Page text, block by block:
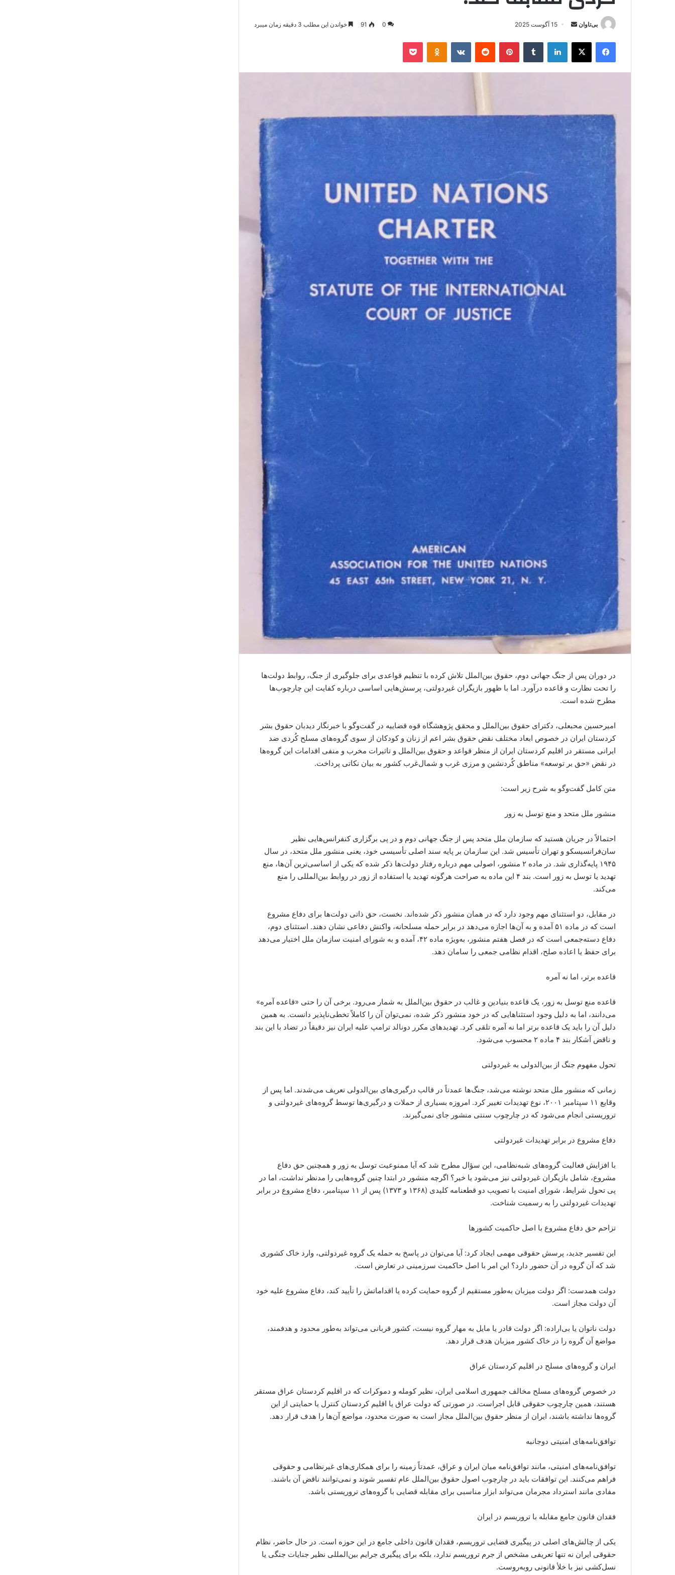
بی‌تاوان
ل
ل
15 آگوست 2025 0
91 خواندن این مطلب 3 دقیقه زمان میبرد
فیس بوک لینکدین ‫پین‌ترست ‫رددیت
در دوران پس از جنگ جهانی دوم، حقوق بین‌الملل تلاش کرده با تنظیم قواعدی برای جلوگیری از جنگ، روابط دولت‌ها
را تحت نظارت و قاعده درآورد. اما با ظهور بازیگران غیردولتی، پرسش‌هایی اساسی درباره کفایت این چارچوب‌ها
مطرح شده است.
امیرحسین محبعلی، دکترای حقوق بین‌الملل و محقق پژوهشگاه قوه قضاییه در گفت‌وگو با خبرنگار دیدبان حقوق بشر
کردستان ایران در خصوص ابعاد مختلف نقض حقوق بشر اعم از زنان و کودکان از سوی گروه‌های مسلح کُردی ضد
ایرانی مستقر در اقلیم کردستان ایران از منظر قواعد و حقوق بین‌الملل و تاثیرات مخرب و منفی اقدامات این گروه‌ها
در نقض «حق بر توسعه»‌ مناطق کُردنشین و مرزی غرب و شمال‌غرب کشور به بیان نکاتی پرداخت.
متن کامل گفت‌وگو به شرح زیر است:
منشور ملل متحد و منع توسل به زور
احتمالاً در جریان هستید که سازمان ملل متحد پس از جنگ جهانی دوم و در پی برگزاری کنفرانس‌هایی نظیر
سان‌فرانسیسکو و تهران تأسیس شد. این سازمان بر پایه سند اصلی تأسیسی خود، یعنی منشور ملل متحد، در سال
۱۹۴۵ پایه‌گذاری شد. در ماده ۲ منشور، اصولی مهم درباره رفتار دولت‌ها ذکر شده که یکی از اساسی‌ترین آن‌ها، منع
تهدید یا توسل به زور است. بند ۴ این ماده به صراحت هرگونه تهدید یا استفاده از زور در روابط بین‌المللی را منع
می‌کند.
در مقابل، دو استثنای مهم وجود دارد که در همان منشور ذکر شده‌اند. نخست، حق ذاتی دولت‌ها برای دفاع مشروع
است که در ماده ۵۱ آمده و به آن‌ها اجازه می‌دهد در برابر حمله مسلحانه، واکنش دفاعی نشان دهند. استثنای دوم،
دفاع دسته‌جمعی است که در فصل هفتم منشور، به‌ویژه ماده ۴۲، آمده و به شورای امنیت سازمان ملل اختیار می‌دهد
برای حفظ یا اعاده صلح، اقدام نظامی جمعی را سامان دهد.
قاعده برتر، اما نه آمره
قاعده منع توسل به زور، یک قاعده بنیادین و غالب در حقوق بین‌الملل به شمار می‌رود. برخی آن را حتی «قاعده آمره»
می‌دانند، اما به دلیل وجود استثناهایی که در خود منشور ذکر شده، نمی‌توان آن را کاملاً تخطی‌ناپذیر دانست. به همین
دلیل آن را باید یک قاعده برتر اما نه آمره تلقی کرد. تهدیدهای مکرر دونالد ترامپ علیه ایران نیز دقیقاً در تضاد با این بند
و ناقض آشکار بند ۴ ماده ۲ محسوب می‌شود.
تحول مفهوم جنگ از بین‌الدولی به غیردولتی
زمانی که منشور ملل متحد نوشته می‌شد، جنگ‌ها عمدتاً در قالب درگیری‌های بین‌الدولی تعریف می‌شدند. اما پس از
وقایع ۱۱ سپتامبر ۲۰۰۱، نوع تهدیدات تغییر کرد. امروزه بسیاری از حملات و درگیری‌ها توسط گروه‌های غیردولتی و
تروریستی انجام می‌شود که در چارچوب سنتی منشور جای نمی‌گیرند.
دفاع مشروع در برابر تهدیدات غیردولتی
با افزایش فعالیت گروه‌های شبه‌نظامی، این سؤال مطرح شد که آیا ممنوعیت توسل به زور و همچنین حق دفاع
مشروع، شامل بازیگران غیردولتی نیز می‌شود یا خیر؟ اگرچه منشور در ابتدا چنین گروه‌هایی را مدنظر نداشت، اما در
پی تحول شرایط، شورای امنیت با تصویب دو قطعنامه کلیدی (۱۳۶۸ و ۱۳۷۳) پس از ۱۱ سپتامبر، دفاع مشروع در برابر
تهدیدات غیردولتی را به رسمیت شناخت.
تزاحم حق دفاع مشروع با اصل حاکمیت کشورها
این تفسیر جدید، پرسش حقوقی مهمی ایجاد کرد: آیا می‌توان در پاسخ به حمله یک گروه غیر‌دولتی، وارد خاک کشوری
شد که آن گروه در آن حضور دارد؟ این امر با اصل حاکمیت سرزمینی در تعارض است.
دولت همدست: اگر دولت میزبان به‌طور مستقیم از گروه حمایت کرده یا اقداماتش را تأیید کند، دفاع مشروع علیه خود
آن دولت مجاز است.
دولت ناتوان یا بی‌اراده: اگر دولت قادر یا مایل به مهار گروه نیست، کشور قربانی می‌تواند به‌طور محدود و هدفمند،
مواضع آن گروه را در خاک کشور میزبان هدف قرار دهد.
ایران و گروه‌های مسلح در اقلیم کردستان عراق
در خصوص گروه‌های مسلح مخالف جمهوری اسلامی ایران، نظیر کومله و دموکرات که در اقلیم کردستان عراق مستقر
هستند، همین چارچوب حقوقی قابل اجراست. در صورتی که دولت عراق یا اقلیم کردستان کنترل یا حمایتی از این
گروه‌ها نداشته باشند، ایران از منظر حقوق بین‌الملل مجاز است به صورت محدود، مواضع آن‌ها را هدف قرار دهد.
توافق‌نامه‌های امنیتی دو‌جانبه
توافق‌نامه‌های امنیتی، مانند توافق‌نامه میان ایران و عراق، عمدتاً زمینه را برای همکاری‌های غیرنظامی و حقوقی
فراهم می‌کنند. این توافقات باید در چارچوب اصول حقوق بین‌الملل عام تفسیر شوند و نمی‌توانند ناقض آن باشند.
مفادی مانند استرداد مجرمان می‌تواند ابزار مناسبی برای مقابله قضایی با گروه‌های تروریستی باشد.
فقدان قانون جامع مقابله با تروریسم در ایران
یکی از چالش‌های اصلی در پیگیری قضایی تروریسم، فقدان قانون داخلی جامع در این حوزه است. در حال حاضر، نظام
حقوقی ایران نه تنها تعریفی مشخص از جرم تروریسم ندارد، بلکه برای پیگیری جرایم بین‌المللی نظیر جنایات جنگی یا
نسل‌کشی نیز با خلأ قانونی روبه‌روست.